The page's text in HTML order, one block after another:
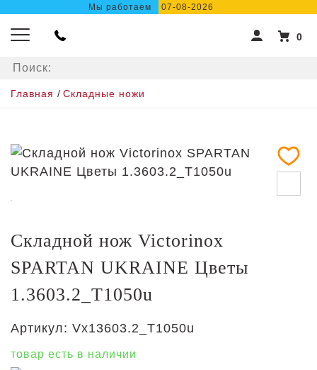
Мы работаем 07-08-2026
0
Главная / Складные ножи
Складной нож Victorinox
SPARTAN UKRAINE Цветы
1.3603.2_T1050u
Артикул: Vx13603.2_T1050u
товар есть в наличии